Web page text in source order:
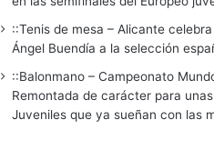
::Tenis de mesa – Alicante
Ángel Buendía a la selección
::Balonmano – Campeonato
Remontada de carácter para
Juveniles que ya sueñan con las